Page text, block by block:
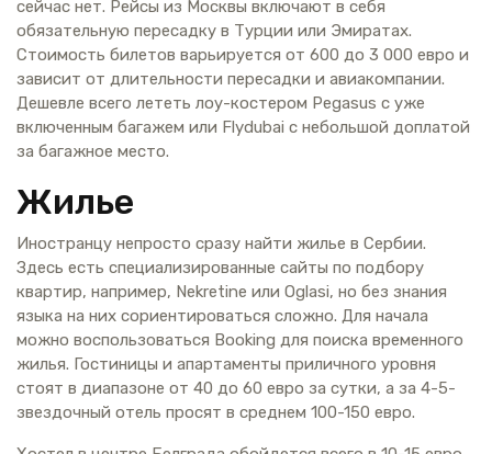
сейчас нет. Рейсы из Москвы включают в себя
обязательную пересадку в Турции или Эмиратах.
Стоимость билетов варьируется от 600 до 3 000 евро и
зависит от длительности пересадки и авиакомпании.
Дешевле всего лететь лоу-костером Pegasus с уже
включенным багажем или Flydubai с небольшой доплатой
за багажное место.
Жилье
Иностранцу непросто сразу найти жилье в Сербии.
Здесь есть специализированные сайты по подбору
квартир, например, Nekretine или Oglasi, но без знания
языка на них сориентироваться сложно. Для начала
можно воспользоваться Booking для поиска временного
жилья. Гостиницы и апартаменты приличного уровня
стоят в диапазоне от 40 до 60 евро за сутки, а за 4-5-
звездочный отель просят в среднем 100-150 евро.